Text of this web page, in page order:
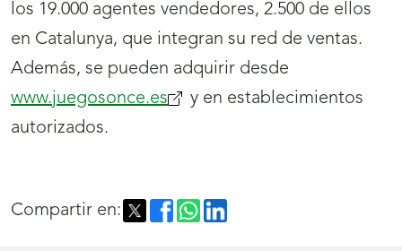
los 19.000 agentes vendedores, 2.500 de ellos
en Catalunya, que integran su red de ventas.
Además, se pueden adquirir desde
www.juegosonce.es(se y en establecimientos
autorizados.
Compartir en: